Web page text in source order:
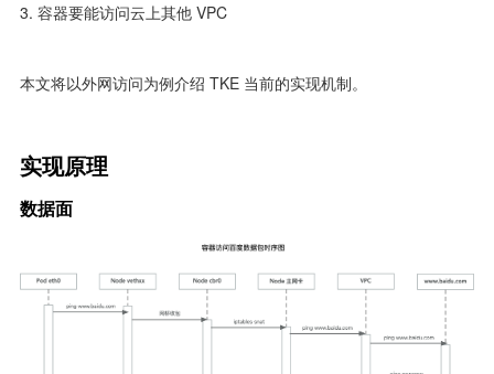
3. 容器要能访问云上其他 VPC
本文将以外网访问为例介绍 TKE 当前的实现机制。
实现原理
数据面